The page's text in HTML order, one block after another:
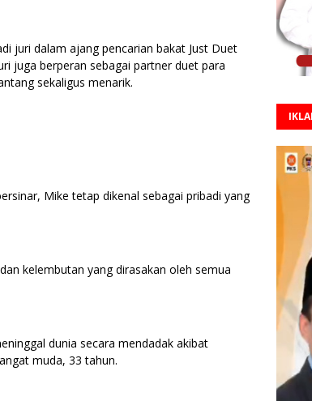
juri dalam ajang pencarian bakat Just Duet
juga berperan sebagai partner duet para
sekaligus menarik.
Mike tetap dikenal sebagai pribadi yang
kelembutan yang dirasakan oleh semua
dunia secara mendadak akibat
muda, 33 tahun.